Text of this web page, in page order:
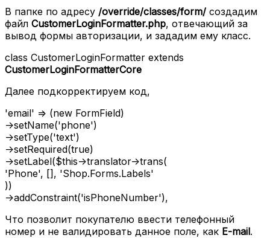
В папке по адресу /override/classes/form/ создадим
файл CustomerLoginFormatter.php, отвечающий за
вывод формы авторизации, и зададим ему класс.
class CustomerLoginFormatter extends
CustomerLoginFormatterCore
Далее подкорректируем код,
'email' => (new FormField)
->setName('phone')
->setType('text')
->setRequired(true)
->setLabel($this->translator->trans(
'Phone', [], 'Shop.Forms.Labels'
))
->addConstraint('isPhoneNumber'),
Что позволит покупателю ввести телефонный
номер и не валидировать данное поле, как E-mail.